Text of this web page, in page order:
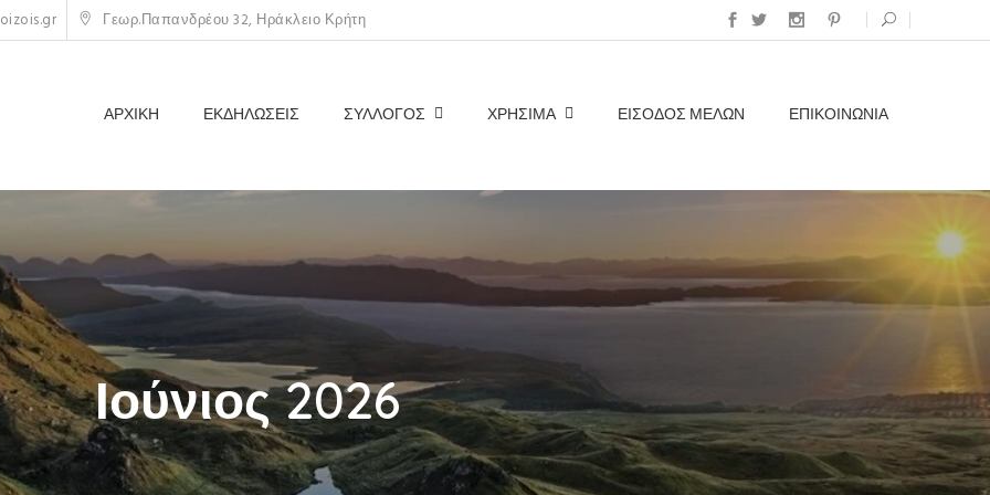
Γεωρ.Παπανδρέου 32, Ηράκλειο Κρήτη
ΑΡΧΙΚΗ ΕΚΔΗΛΩΣΕΙΣ ΣΥΛΛΟΓΟΣ ΧΡΗΣΙΜΑ ΕΊΣΟΔΟΣ ΜΕΛΏΝ ΕΠΙΚΟΙΝΩΝΊΑ
Ιούνιος 2026